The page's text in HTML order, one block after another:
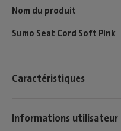
Nom du produit
Sumo Seat Cord Soft Pink
Caractéristiques
Informations utilisateur